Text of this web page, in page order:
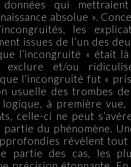
qui
absolue ».
les
issues de l’un des
l’incongruité « était
et/ou
l’incongruité fut «
usuelle des trombes
à première vue,
celle-ci ne peut
partie du phénomène.
révèlent tout
partie des cas, les